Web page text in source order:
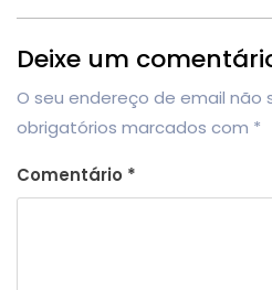
Deixe um
O seu endereço de email não
obrigatórios marcados com *
Comentário *